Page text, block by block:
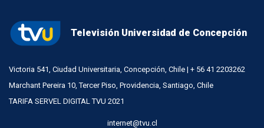
Televisión Universidad de Concepción
Victoria 541, Ciudad Universitaria, Concepción, Chile | + 56 41 2203262
Marchant Pereira 10, Tercer Piso, Providencia, Santiago, Chile
TARIFA SERVEL DIGITAL TVU 2021
internet@tvu.cl